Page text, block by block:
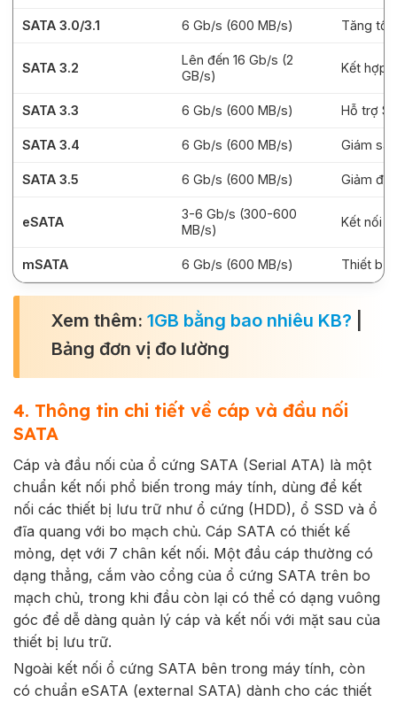
SATA 3.0/3.1 6 Gb/s (600 MB/s) Tăng
SATA 3.2
Lên đến 16 Gb/s (2
GB/s)
Kết hợp
SATA 3.3 6 Gb/s (600 MB/s) Hỗ trợ
SATA 3.4 6 Gb/s (600 MB/s) Giám
SATA 3.5 6 Gb/s (600 MB/s) Giảm độ
eSATA
3-6 Gb/s (300-600
MB/s)
Kết nối
mSATA 6 Gb/s (600 MB/s) Thiết bị
Xem thêm: 1GB bằng bao nhiêu KB?
Bảng đơn vị đo lường
4. Thông tin chi tiết về cáp và đầu nối
SATA
Cáp và đầu nối của ổ cứng SATA (Serial ATA) là một
chuẩn kết nối phổ biến trong máy tính, dùng để kết
nối các thiết bị lưu trữ như ổ cứng (HDD), ổ SSD và ổ
đĩa quang với bo mạch chủ. Cáp SATA có thiết kế
mỏng, dẹt với 7 chân kết nối. Một đầu cáp thường có
dạng thẳng, cắm vào cổng của ổ cứng SATA trên bo
mạch chủ, trong khi đầu còn lại có thể có dạng vuông
góc để dễ dàng quản lý cáp và kết nối với mặt sau của
thiết bị lưu trữ.
Ngoài kết nối ổ cứng SATA bên trong máy tính, còn
có chuẩn eSATA (external SATA) dành cho các thiết